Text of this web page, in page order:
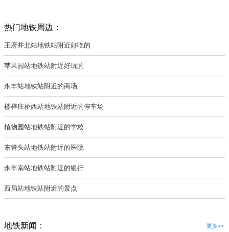
热门地铁周边：
王府井北站地铁站附近好吃的
苹果园站地铁站附近好玩的
永丰站地铁站附近的商场
楼梓庄桥西站地铁站附近的停车场
植物园站地铁站附近的学校
东管头站地铁站附近的医院
永丰南站地铁站附近的银行
西局站地铁站附近的景点
地铁新闻： 更多>>